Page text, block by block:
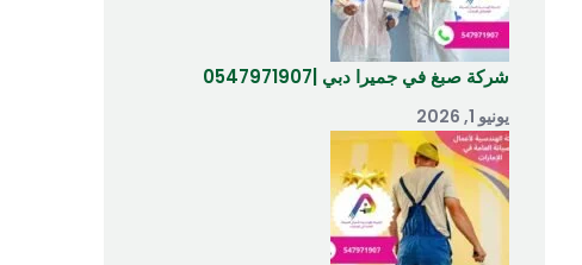
شركة صبغ في جميرا دبي |0547971907
يونيو 1, 2026